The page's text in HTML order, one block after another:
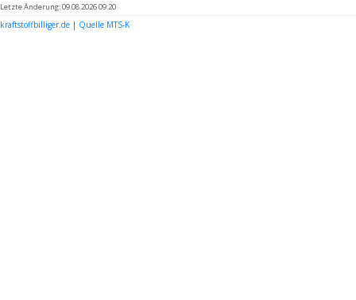
Letzte Änderung: 09.08.2026 09:20
kraftstoffbilliger.de | Quelle MTS-K